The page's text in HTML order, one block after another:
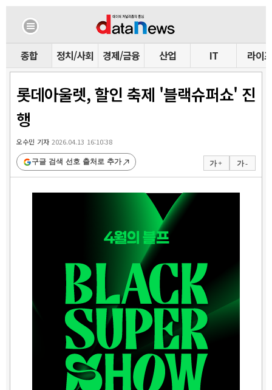
종합 정치/사회 경제/금융 산업 IT 라이프
롯데아울렛, 할인 축제 '블랙슈퍼쇼' 진
행
오수민 기자2026.04.13 16:10:38
가 + 가 -
구글 검색 선호 출처로 추가